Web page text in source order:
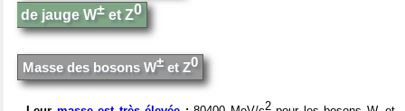
de jauge W± et Z0
Masse des bosons W± et Z0
2